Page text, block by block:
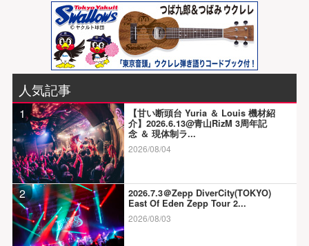
人気記事
1
【甘い断頭台 Yuria ＆ Louis 機材紹
介】2026.6.13@青山RizM 3周年記
念 ＆ 現体制ラ...
2026/08/04
2
2026.7.3＠Zepp DiverCity(TOKYO)
East Of Eden Zepp Tour 2...
2026/08/03